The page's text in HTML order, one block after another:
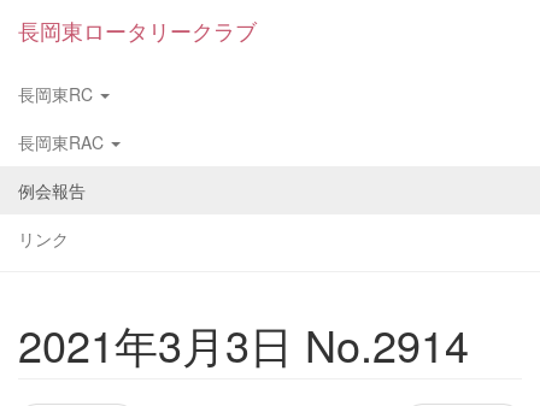
長岡東ロータリークラブ
長岡東RC
長岡東RAC
例会報告
リンク
2021年3月3日 No.2914